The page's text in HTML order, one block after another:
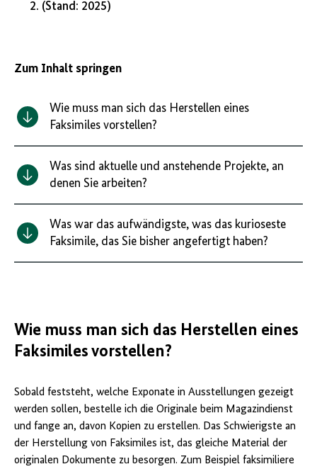
2. (Stand: 2025)
Zum Inhalt springen
Wie muss man sich das Herstellen eines
Faksimiles vorstellen?
Was sind aktuelle und anstehende Projekte, an
denen Sie arbeiten?
Was war das aufwändigste, was das kurioseste
Faksimile, das Sie bisher angefertigt haben?
Wie muss man sich das Herstellen eines
Faksimiles vorstellen?
Sobald feststeht, welche Exponate in Ausstellungen gezeigt
werden sollen, bestelle ich die Originale beim Magazindienst
und fange an, davon Kopien zu erstellen. Das Schwierigste an
der Herstellung von Faksimiles ist, das gleiche Material der
originalen Dokumente zu besorgen. Zum Beispiel faksimiliere